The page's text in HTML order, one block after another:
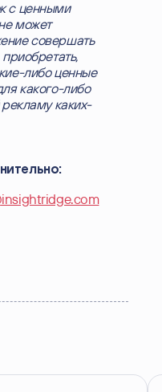
с ценными
может
совершать
либо ценные
какого-либо
каких-